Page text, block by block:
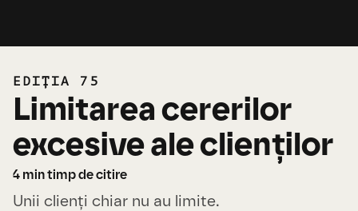
EDIȚIA 75
Limitarea cererilor
excesive ale clienților
4 min timp de citire
Unii clienți chiar nu au limite.